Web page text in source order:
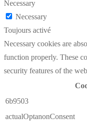
Necessary
Necessary
Toujours activé
Necessary cookies are
function properly. These
security features of the
6b9503
actualOptanonConsent